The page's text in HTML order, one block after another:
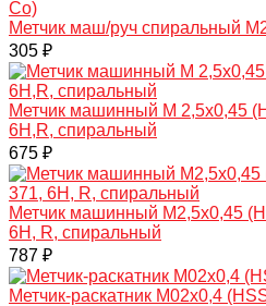
Метчик маш/руч спиральный
305 ₽
Метчик машинный M 2,5х0,45
6H,R, спиральный
675 ₽
Метчик машинный M2,5x0,45
6H, R, спиральный
787 ₽
Mетчик-раскатник M02х0,4